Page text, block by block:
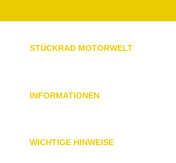
STÜCKRAD MOTORWELT
INFORMATIONEN
WICHTIGE HINWEISE